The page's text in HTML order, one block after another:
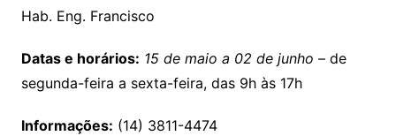
Hab. Eng. Francisco
Datas e horários: 15 de maio a 02 de junho – de
segunda-feira a sexta-feira, das 9h às 17h
Informações: (14) 3811-4474